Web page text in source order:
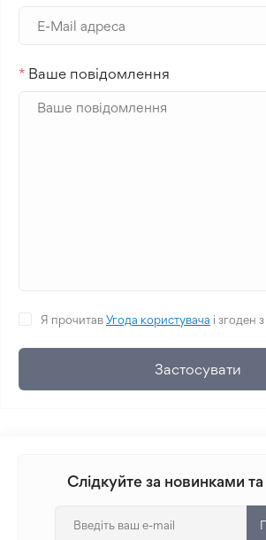
* Ваше повідомлення
Я прочитавУгода користувача і згоден
Застосувати
Слідкуйте за новинками